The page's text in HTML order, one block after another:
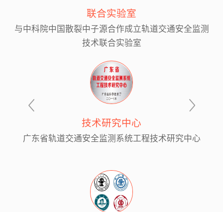
联合实验室
与中科院中国散裂中子源合作成立轨道交通安全监测
技术联合实验室
技术研究中心
广东省轨道交通安全监测系统工程技术研究中心